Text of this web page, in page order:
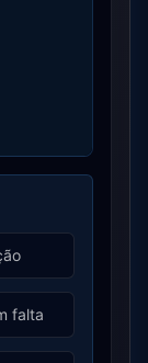
falta